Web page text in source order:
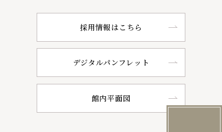
採用情報はこちら
デジタルパンフレット
館内平面図